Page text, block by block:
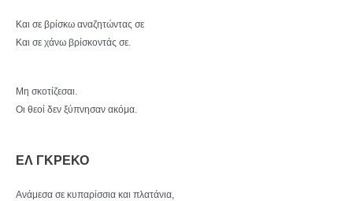
Και σε βρίσκω αναζητώντας σε
Και σε χάνω βρίσκοντάς σε.
Μη σκοτίζεσαι.
Οι θεοί δεν ξύπνησαν ακόμα.
ΕΛ ΓΚΡΕΚΟ
Ανάμεσα σε κυπαρίσσια και πλατάνια,